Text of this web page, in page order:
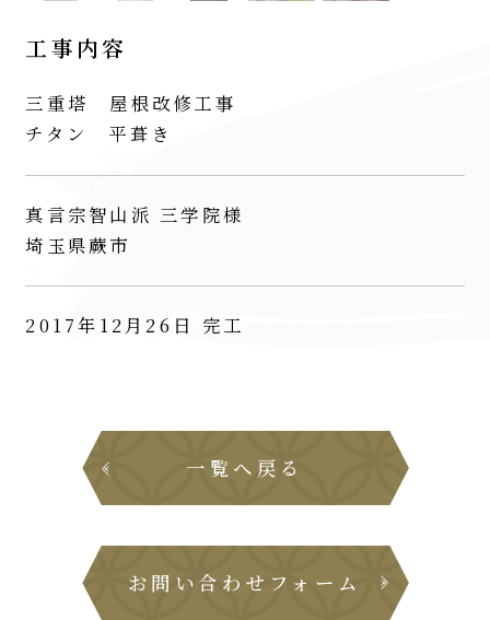
工事内容
三重塔 屋根改修工事
チタン 平葺き
真言宗智山派 三学院様
埼玉県蕨市
2017年12月26日 完工
一覧へ戻る
お問い合わせフォーム